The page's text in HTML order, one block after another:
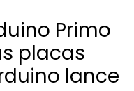
Primo
placas
lance